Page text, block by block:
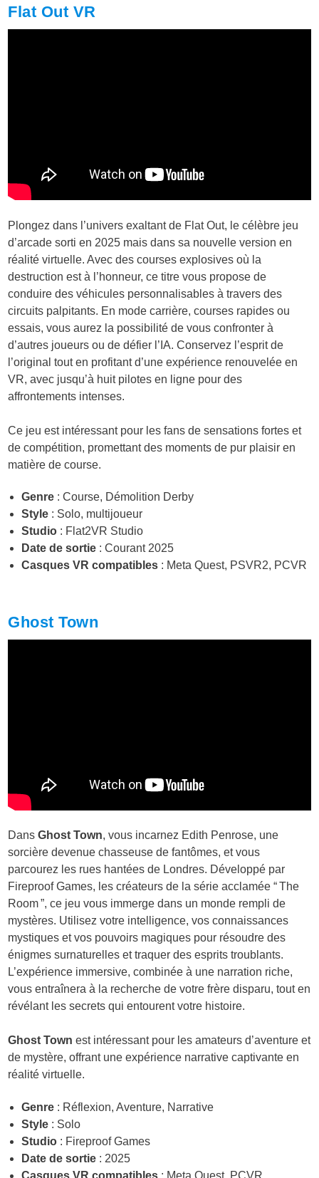
Flat Out VR
Plongez dans l’univers exaltant de Flat Out, le célèbre jeu
d’arcade sorti en 2025 mais dans sa nouvelle version en
réalité virtuelle. Avec des courses explosives où la
destruction est à l’honneur, ce titre vous propose de
conduire des véhicules personnalisables à travers des
circuits palpitants. En mode carrière, courses rapides ou
essais, vous aurez la possibilité de vous confronter à
d’autres joueurs ou de défier l’IA. Conservez l’esprit de
l’original tout en profitant d’une expérience renouvelée en
VR, avec jusqu’à huit pilotes en ligne pour des
affrontements intenses.
Ce jeu est intéressant pour les fans de sensations fortes et
de compétition, promettant des moments de pur plaisir en
matière de course.
Genre : Course, Démolition Derby
Style : Solo, multijoueur
Studio : Flat2VR Studio
Date de sortie : Courant 2025
Casques VR compatibles : Meta Quest, PSVR2, PCVR
Ghost Town
DansGhost Town, vous incarnez Edith Penrose, une
sorcière devenue chasseuse de fantômes, et vous
parcourez les rues hantées de Londres. Développé par
Fireproof Games, les créateurs de la série acclamée “ The
Room ”, ce jeu vous immerge dans un monde rempli de
mystères. Utilisez votre intelligence, vos connaissances
mystiques et vos pouvoirs magiques pour résoudre des
énigmes surnaturelles et traquer des esprits troublants.
L’expérience immersive, combinée à une narration riche,
vous entraînera à la recherche de votre frère disparu, tout en
révélant les secrets qui entourent votre histoire.
Ghost Town est intéressant pour les amateurs d’aventure et
de mystère, offrant une expérience narrative captivante en
réalité virtuelle.
Genre : Réflexion, Aventure, Narrative
Style : Solo
Studio : Fireproof Games
Date de sortie : 2025
Casques VR compatibles : Meta Quest, PCVR